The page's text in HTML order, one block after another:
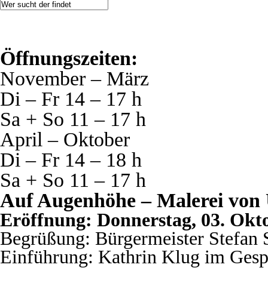
Öffnungszeiten:
November – März
Di – Fr 14 – 17 h
Sa + So 11 – 17 h
April – Oktober
Di – Fr 14 – 18 h
Sa + So 11 – 17 h
Auf Augenhöhe – Malerei von
Eröffnung: Donnerstag, 03.
Begrüßung: Bürgermeister Stefan
Einführung: Kathrin Klug im